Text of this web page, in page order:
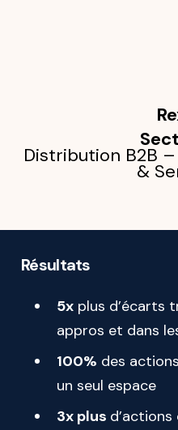
Distribution B2B
&
Centraliser et dynamiser
Résultats
5x plus d’écarts
appros et dans
100% des
un seul espace
3x plus